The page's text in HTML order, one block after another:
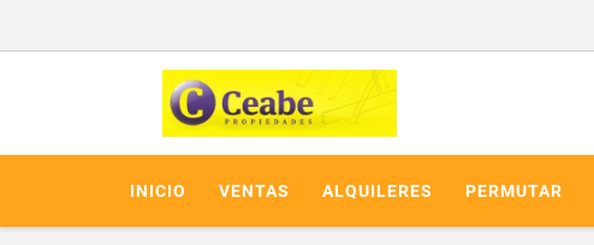
INICIO VENTAS ALQUILERES PERMUTAR